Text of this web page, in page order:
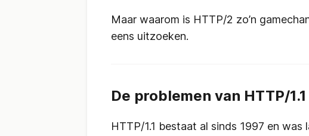
Maar waarom is HTTP/2 zo’n
eens uitzoeken.
De problemen van HTTP/1.1
HTTP/1.1 bestaat al sinds 1997 en